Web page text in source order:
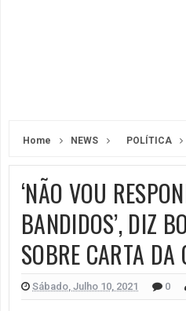
Home NEWS POLÍTICA
‘NÃO VOU
BANDIDOS’, DIZ
SOBRE CARTA DA
Sábado, Julho 10, 2021 0